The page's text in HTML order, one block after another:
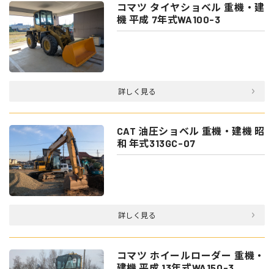
コマツ タイヤショベル 重機・建
機 平成 7年式WA100-3
詳しく見る
CAT 油圧ショベル 重機・建機 昭
和 年式313GC-07
詳しく見る
コマツ ホイールローダー 重機・